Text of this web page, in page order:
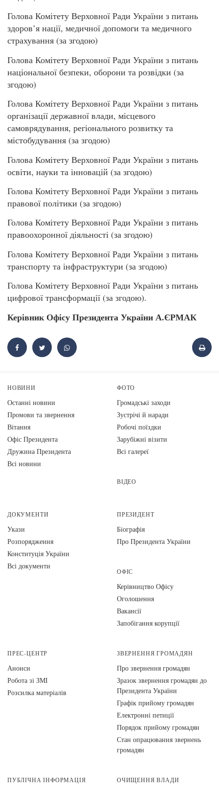
Голова Комітету Верховної Ради України з питань
здоров’я нації, медичної допомоги та медичного
страхування (за згодою)
Голова Комітету Верховної Ради України з питань
національної безпеки, оборони та розвідки (за
згодою)
Голова Комітету Верховної Ради України з питань
організації державної влади, місцевого
самоврядування, регіонального розвитку та
містобудування (за згодою)
Голова Комітету Верховної Ради України з питань
освіти, науки та інновацій (за згодою)
Голова Комітету Верховної Ради України з питань
правової політики (за згодою)
Голова Комітету Верховної Ради України з питань
правоохоронної діяльності (за згодою)
Голова Комітету Верховної Ради України з питань
транспорту та інфраструктури (за згодою)
Голова Комітету Верховної Ради України з питань
цифрової трансформації (за згодою).
Керівник Офісу Президента України А.ЄРМАК
НОВИНИ
Останні новини
Промови та звернення
Вiтання
Офіс Президента
Дружина Президента
Всі новини
ФОТО
Громадські заходи
Зустрічі й наради
Робочі поїздки
Зарубіжні візити
Всі галереї
ВІДЕО
ДОКУМЕНТИ
Укази
Розпорядження
Конституція України
Всі документи
ПРЕЗИДЕНТ
Біографія
Про Президента України
ОФІС
Керівництво Офісу
Оголошення
Вакансії
Запобігання корупції
ПРЕС-ЦЕНТР
Анонси
Робота зі ЗМІ
Розсилка матеріалів
ЗВЕРНЕННЯ ГРОМАДЯН
Про звернення громадян
Зразок звернення громадян до
Президента України
Графік прийому громадян
Електронні петиції
Порядок прийому громадян
Стан опрацювання звернень
громадян
ПУБЛІЧНА ІНФОРМАЦІЯ ОЧИЩЕННЯ ВЛАДИ